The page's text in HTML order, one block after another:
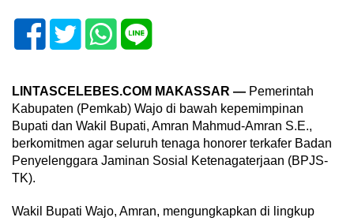
LINTASCELEBES.COM MAKASSAR — Pemerintah
Kabupaten (Pemkab) Wajo di bawah kepemimpinan
Bupati dan Wakil Bupati, Amran Mahmud-Amran S.E.,
berkomitmen agar seluruh tenaga honorer terkafer Badan
Penyelenggara Jaminan Sosial Ketenagaterjaan (BPJS-
TK).
Wakil Bupati Wajo, Amran, mengungkapkan di lingkup